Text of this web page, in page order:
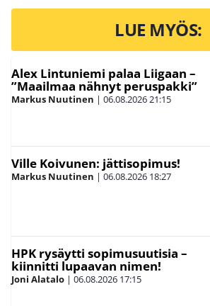
LUE MYÖS:
Alex Lintuniemi palaa Liigaan –
”Maailmaa nähnyt peruspakki”
Markus Nuutinen | 06.08.202621:15
Ville Koivunen: jättisopimus!
Markus Nuutinen | 06.08.2026 18:27
HPK rysäytti sopimusuutisia –
kiinnitti lupaavan nimen!
Joni Alatalo | 06.08.2026 17:15